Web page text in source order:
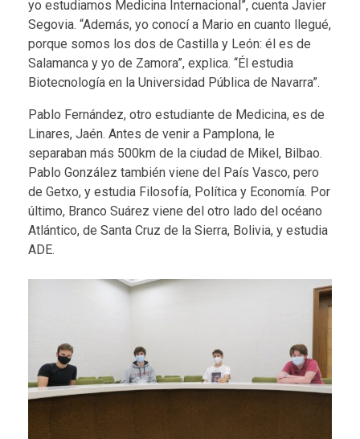
yo estudiamos Medicina Internacional”, cuenta Javier
Segovia. “Además, yo conocí a Mario en cuanto llegué,
porque somos los dos de Castilla y León: él es de
Salamanca y yo de Zamora”, explica. “Él estudia
Biotecnología en la Universidad Pública de Navarra”.
Pablo Fernández, otro estudiante de Medicina, es de
Linares, Jaén. Antes de venir a Pamplona, le
separaban más 500km de la ciudad de Mikel, Bilbao.
Pablo González también viene del País Vasco, pero
de Getxo, y estudia Filosofía, Política y Economía. Por
último, Branco Suárez viene del otro lado del océano
Atlántico, de Santa Cruz de la Sierra, Bolivia, y estudia
ADE.